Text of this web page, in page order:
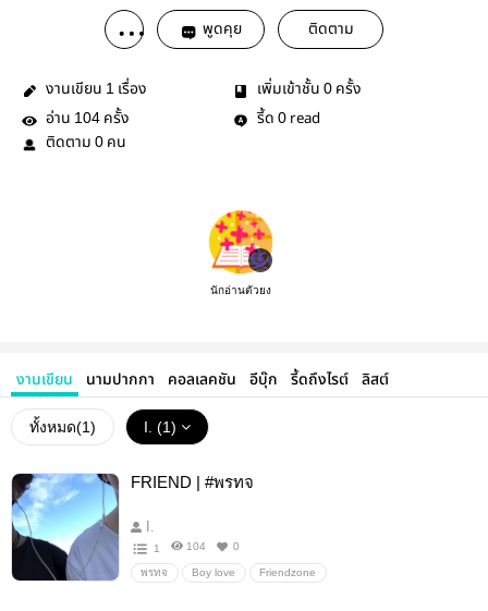
พูดคุย ติดตาม
งานเขียน 1 เรื่อง เพิ่มเข้าชั้น 0 ครั้ง
อ่าน 104 ครั้ง รี้ด 0 read
ติดตาม 0 คน
นักอ่านตัวยง
งานเขียน นามปากกา คอลเลคชัน อีบุ๊ก รี้ดถึงไรต์ ลิสต์
ทั้งหมด(1) I. (1)
FRIEND | #พรทจ
I.
1 104 0
พรทจ Boy love Friendzone